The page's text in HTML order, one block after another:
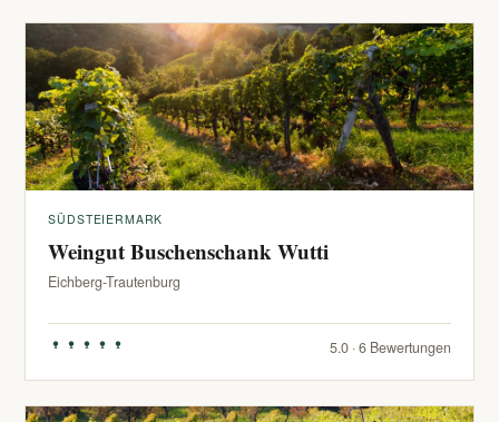
SÜDSTEIERMARK
Weingut Buschenschank Wutti
Eichberg-Trautenburg
5.0 · 6 Bewertungen